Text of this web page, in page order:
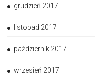
grudzień 2017
listopad 2017
październik 2017
wrzesień 2017